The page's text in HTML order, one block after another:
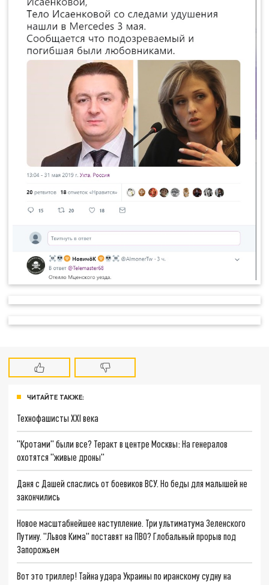
ЧИТАЙТЕ ТАКЖЕ:
Технофашисты XXI века
"Кротами" были все? Теракт в центре Москвы: На генералов
охотятся "живые дроны"
Даня с Дашей спаслись от боевиков ВСУ. Но беды для малышей не
закончились
Новое масштабнейшее наступление. Три ультиматума Зеленского
Путину. "Львов Кима" поставят на ПВО? Глобальный прорыв под
Запорожьем
Вот это триллер! Тайна удара Украины по иранскому судну на